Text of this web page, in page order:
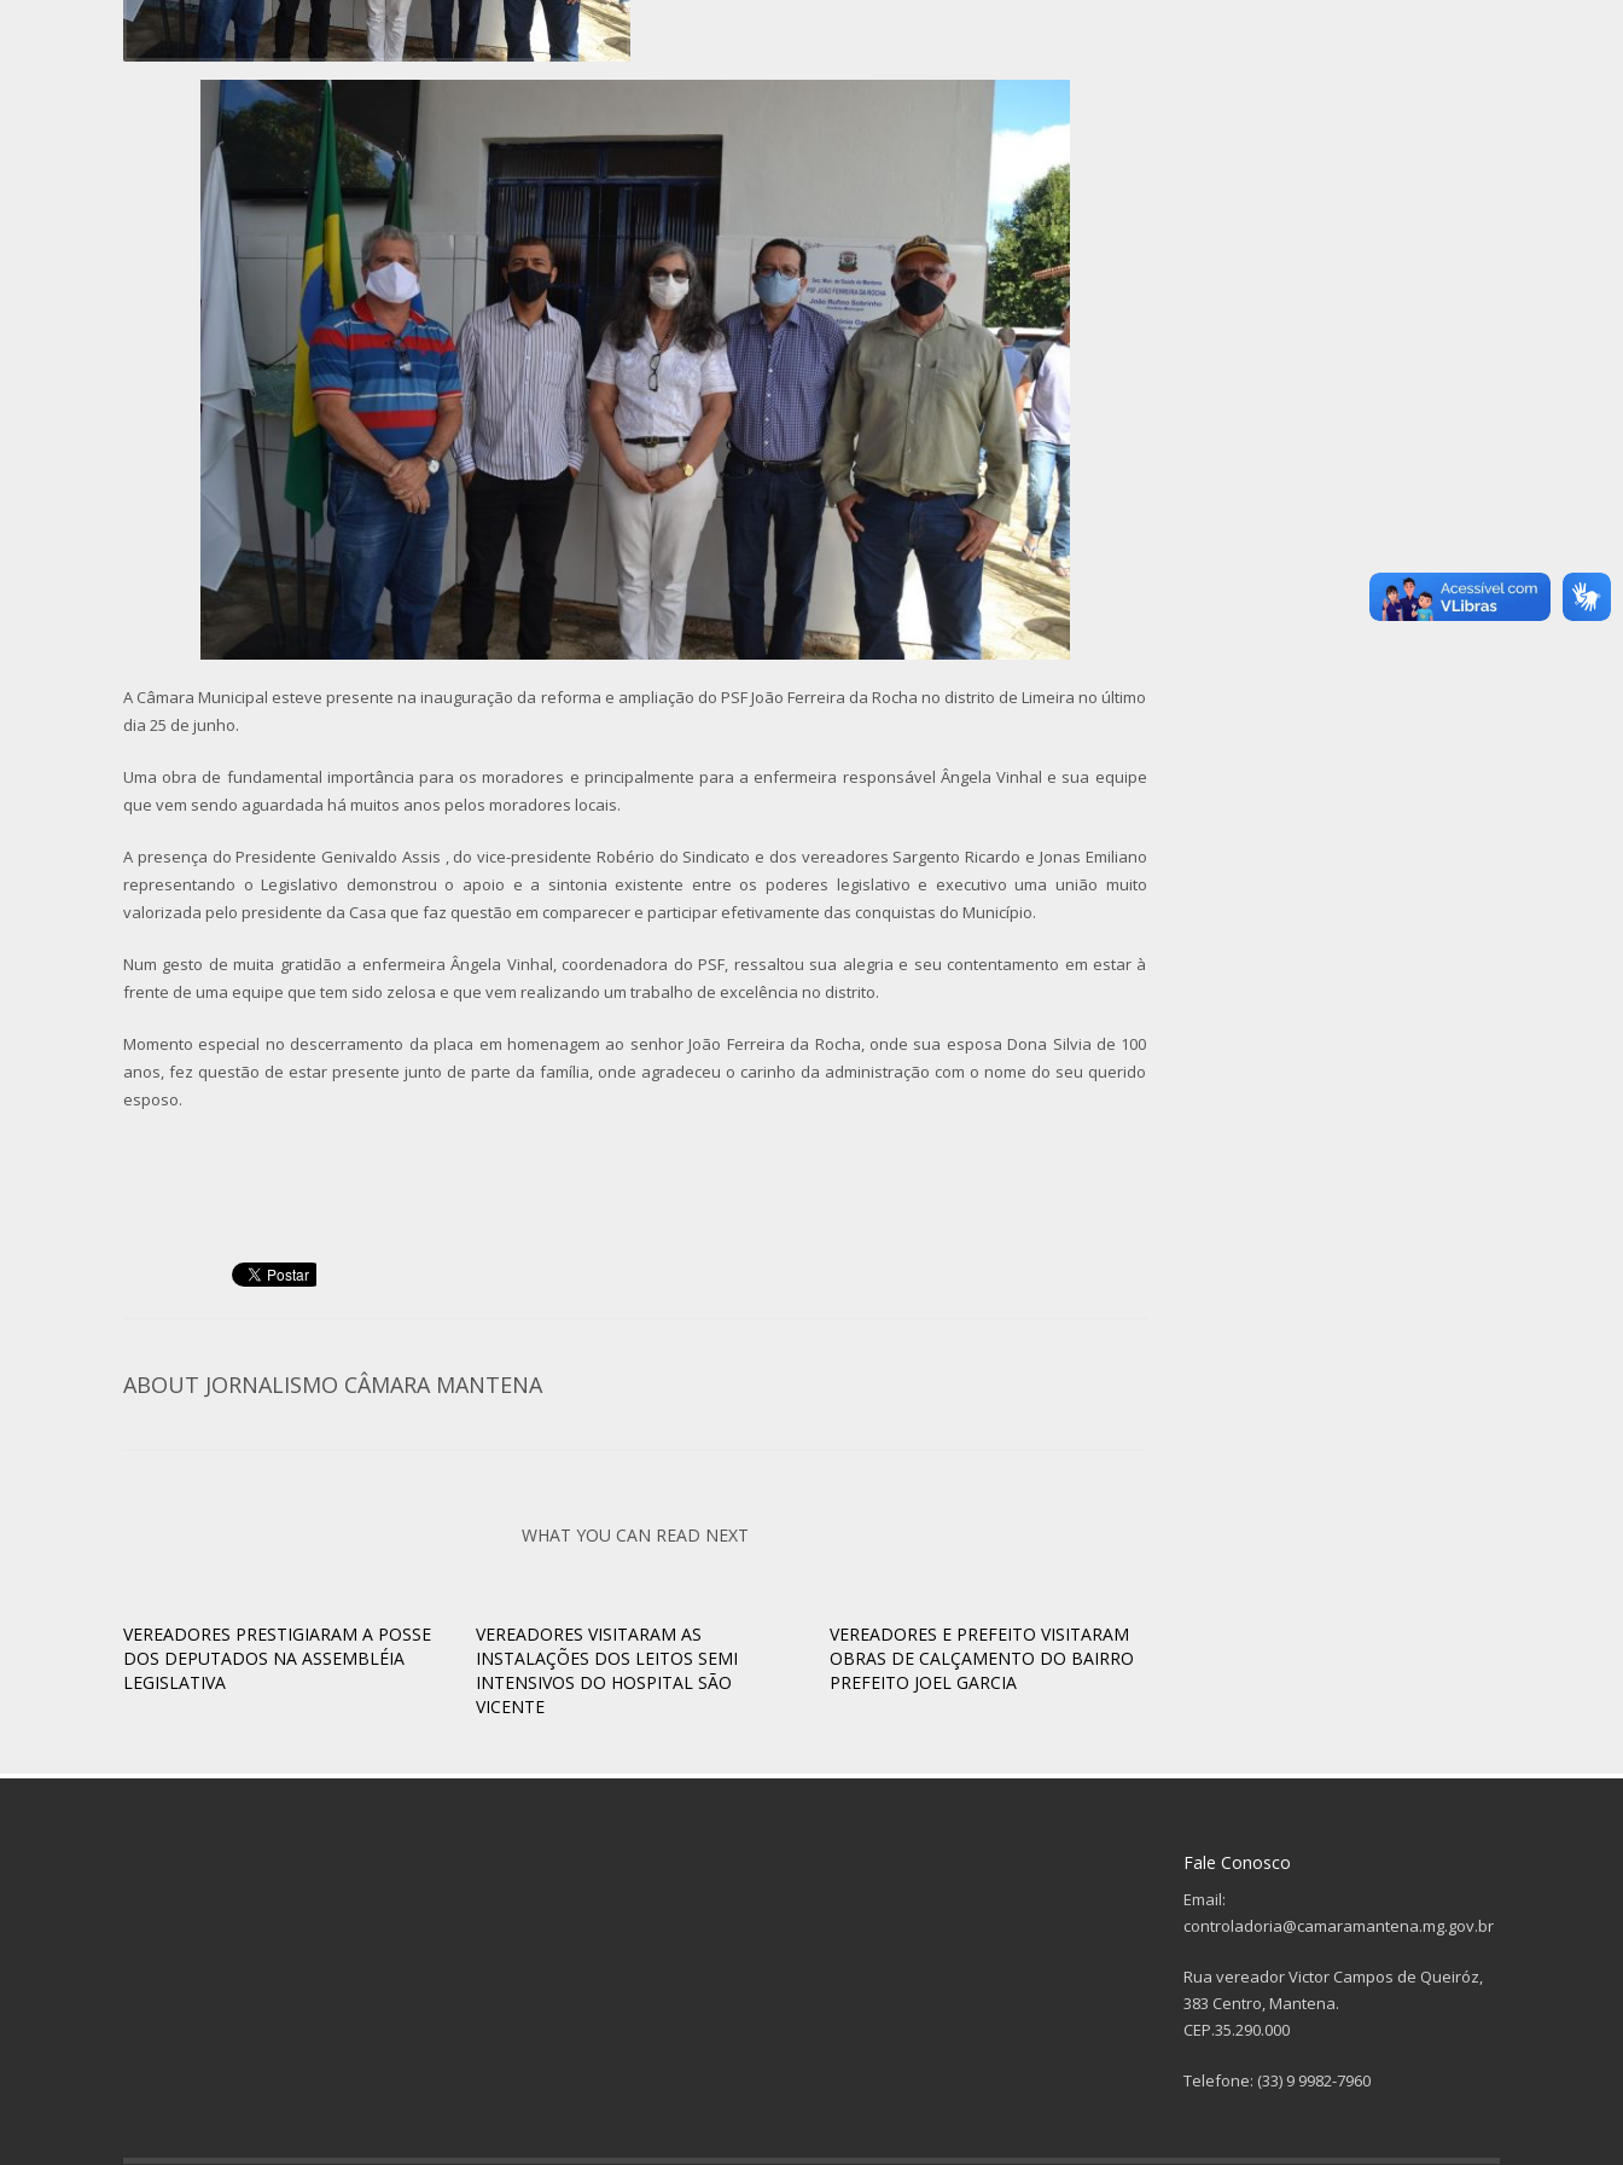
A Câmara Municipal esteve presente na inauguração da reforma e ampliação do PSF João Ferreira da Rocha no distrito de Limeira no último
dia 25 de junho.
Uma obra de fundamental importância para os moradores e principalmente para a enfermeira responsável Ângela Vinhal e sua equipe
que vem sendo aguardada há muitos anos pelos moradores locais.
A presença do Presidente Genivaldo Assis , do vice-presidente Robério do Sindicato e dos vereadores Sargento Ricardo e Jonas Emiliano
representando o Legislativo demonstrou o apoio e a sintonia existente entre os poderes legislativo e executivo uma união muito
valorizada pelo presidente da Casa que faz questão em comparecer e participar efetivamente das conquistas do Município.
Num gesto de muita gratidão a enfermeira Ângela Vinhal, coordenadora do PSF, ressaltou sua alegria e seu contentamento em estar à
frente de uma equipe que tem sido zelosa e que vem realizando um trabalho de excelência no distrito.
Momento especial no descerramento da placa em homenagem ao senhor João Ferreira da Rocha, onde sua esposa Dona Silvia de 100
anos, fez questão de estar presente junto de parte da família, onde agradeceu o carinho da administração com o nome do seu querido
esposo.
ABOUT JORNALISMO CÂMARA MANTENA
WHAT YOU CAN READ NEXT
VEREADORES PRESTIGIARAM A POSSE
DOS DEPUTADOS NA ASSEMBLÉIA
LEGISLATIVA
VEREADORES VISITARAM AS
INSTALAÇÕES DOS LEITOS SEMI
INTENSIVOS DO HOSPITAL SÃO
VICENTE
VEREADORES E PREFEITO VISITARAM
OBRAS DE CALÇAMENTO DO BAIRRO
PREFEITO JOEL GARCIA
Fale Conosco
Email:
controladoria@camaramantena.mg.gov.br
Rua vereador Victor Campos de Queiróz,
383 Centro, Mantena.
CEP.35.290.000
Telefone: (33) 9 9982-7960